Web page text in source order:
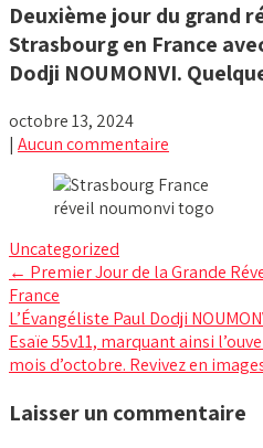
Deuxième jour du grand
Strasbourg en France
Dodji NOUMONVI.
octobre 13, 2024
| Aucun commentaire
Uncategorized
Post
navigation
← Premier Jour de la Grande
France
L’Évangéliste Paul Dodji
Esaïe 55v11, marquant ainsi
mois d’octobre. Revivez en
Laisser un commentaire